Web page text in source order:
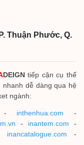
Thuận Phước, Q.
DEIGNtiếp cận cụ thể
dễ dàng qua hệ
ngành:
inthenhua.com -
- inantem.com -
inancatalogue.com -